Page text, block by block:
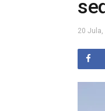
20 Jula,